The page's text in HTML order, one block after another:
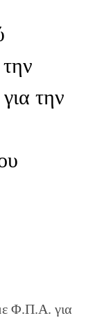
την
Φ.Π.Α. για